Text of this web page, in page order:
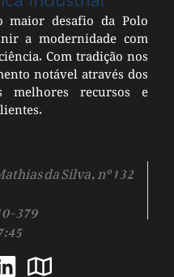
maior desafio da Polo
a modernidade com
Com tradição nos
notável através dos
recursos e
da Silva, nº 132
379